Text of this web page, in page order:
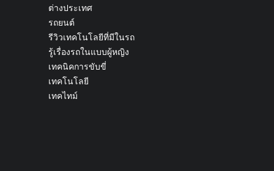
ต่างประเทศ
รถยนต์
รีวิวเทคโนโลยีที่มีในรถ
รู้เรื่องรถในแบบผู้หญิง
เทคนิคการขับขี่
เทคโนโลยี
เทคไทม์